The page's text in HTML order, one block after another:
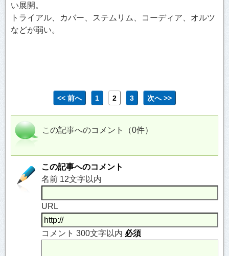
い展開。
トライアル、カバー、ステムリム、コーディア、オルツ
などが弱い。
<< 前へ 1 2 3 次へ >>
この記事へのコメント（0件）
この記事へのコメント
名前 12文字以内
URL
コメント 300文字以内 必須